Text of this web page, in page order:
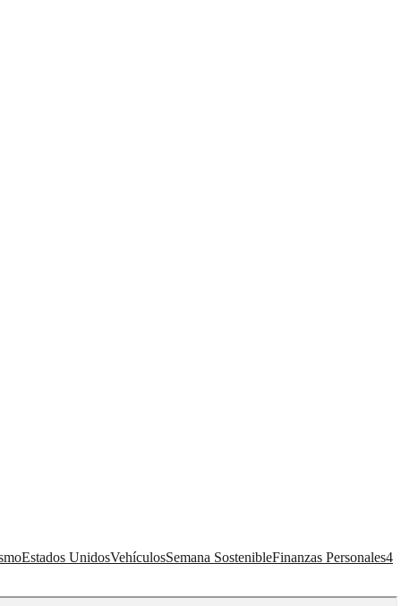
Estados UnidosVehículosSemana SostenibleFinanzas Personales4